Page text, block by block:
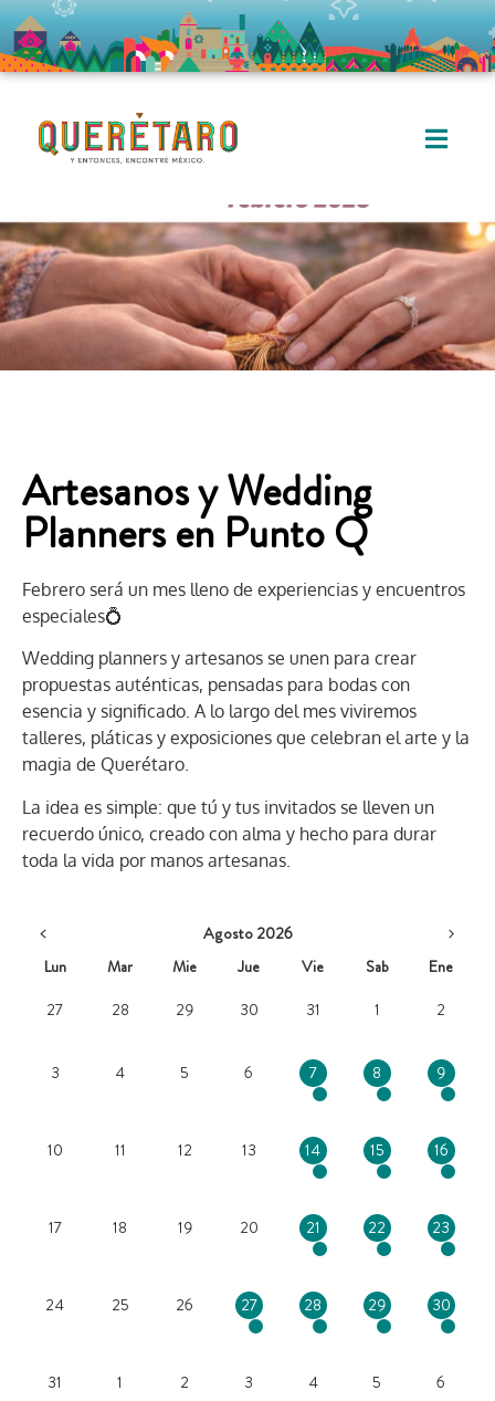
Artesanos y Wedding
Planners en Punto Q
Febrero será un mes lleno de experiencias y encuentros
especiales💍
Wedding planners y artesanos se unen para crear
propuestas auténticas, pensadas para bodas con
esencia y significado. A lo largo del mes viviremos
talleres, pláticas y exposiciones que celebran el arte y la
magia de Querétaro.
La idea es simple: que tú y tus invitados se lleven un
recuerdo único, creado con alma y hecho para durar
toda la vida por manos artesanas.
Agosto 2026
Lun
Mar Mie Jue Vie Sab
Ene
27
28 29 30 31 1 2
3 4 5 6 7 8 9
10 11 12 13 14 15 16
17 18 19 20 21 22 23
24 25 26 27 28 29 30
31 1 2 3 4 5 6